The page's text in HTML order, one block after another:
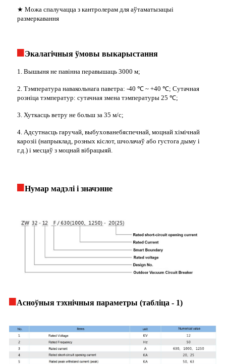
★ Можа спалучацца з кантролерам для аўтаматызацыі
размеркавання
Экалагічныя ўмовы выкарыстання
1. Вышыня не павінна перавышаць 3000 м;
2. Тэмпература навакольнага паветра: -40 ℃ ~ +40 ℃; Сутачная
розніца тэмператур: сутачная змена тэмпературы 25 ℃;
3. Хуткасць ветру не больш за 35 м/с;
4. Адсутнасць гаручай, выбухованебяспечнай, моцнай хімічнай
карозіі (напрыклад, розных кіслот, шчолачаў або густога дыму і
г.д.) і месцаў з моцнай вібрацыяй.
Нумар мадэлі і значэнне
Асноўныя тэхнічныя параметры (табліца - 1)